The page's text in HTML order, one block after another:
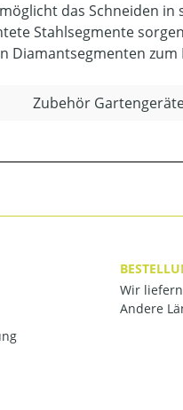
das Schneiden
Stahlsegmente
Diamantsegmenten zum
Zubehör
Wir
Andere